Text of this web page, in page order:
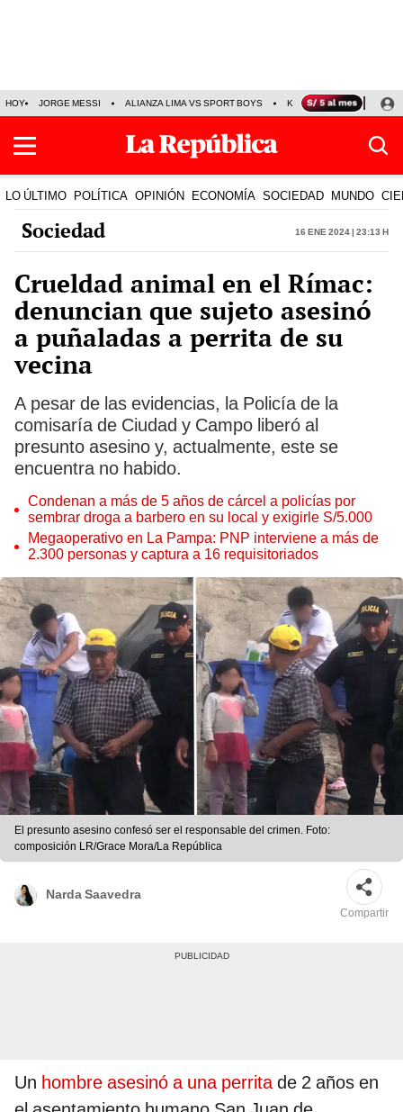
HOY JORGE MESSI ALIANZA LIMA VS SPORT BOYS KENJI FUJIMORI
LO ÚLTIMO POLÍTICA OPINIÓN ECONOMÍA SOCIEDAD MUNDO
Sociedad 16 Ene 2024 | 23:13 h
Crueldad animal en el Rímac:
denuncian que sujeto asesinó
a puñaladas a perrita de su
vecina
A pesar de las evidencias, la Policía de la
comisaría de Ciudad y Campo liberó al
presunto asesino y, actualmente, este se
encuentra no habido.
Condenan a más de 5 años de cárcel a policías por
sembrar droga a barbero en su local y exigirle S/5.000
Megaoperativo en La Pampa: PNP interviene a más de
2.300 personas y captura a 16 requisitoriados
El presunto asesino confesó ser el responsable del crimen. Foto:
composición LR/Grace Mora/La República
Narda Saavedra
Compartir
Un hombre asesinó a una perritade 2 años en